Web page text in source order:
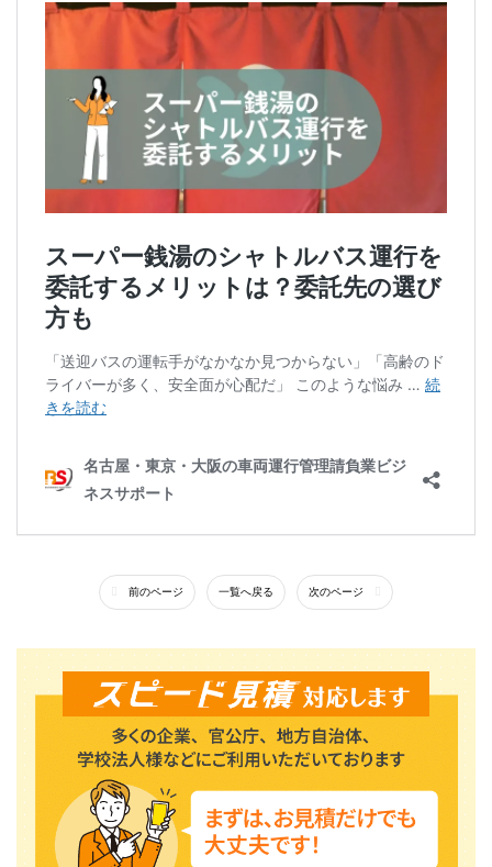
前のページ 一覧へ戻る 次のページ